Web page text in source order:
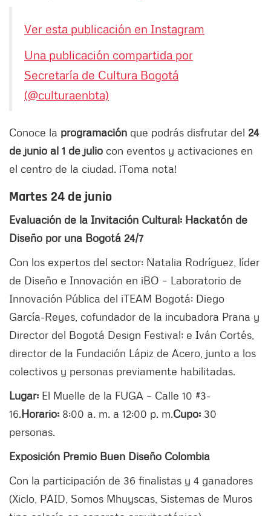
Ver esta publicación en Instagram
Una publicación compartida por
Secretaría de Cultura Bogotá
(@culturaenbta)
Conoce la programación que podrás disfrutar del 24
de junio al 1 de julio con eventos y activaciones en
el centro de la ciudad. ¡Toma nota!
Martes 24 de junio
Evaluación de la Invitación Cultural: Hackatón de
Diseño por una Bogotá 24/7
Con los expertos del sector: Natalia Rodríguez, líder
de Diseño e Innovación en iBO – Laboratorio de
Innovación Pública del iTEAM Bogotá; Diego
García-Reyes, cofundador de la incubadora Prana y
Director del Bogotá Design Festival; e Iván Cortés,
director de la Fundación Lápiz de Acero, junto a los
colectivos y personas previamente habilitadas.
Lugar: El Muelle de la FUGA – Calle 10 #3-
16.Horario: 8:00 a. m. a 12:00 p. m.Cupo: 30
personas.
Exposición Premio Buen Diseño Colombia
Con la participación de 36 finalistas y 4 ganadores
(Xiclo, PAID, Somos Mhuyscas, Sistemas de Muros